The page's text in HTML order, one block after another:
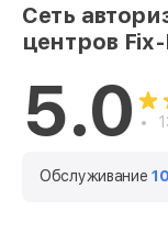
Сеть
центров
5.0
Обслуживание